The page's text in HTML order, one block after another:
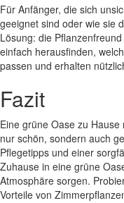
Für Anfänger, die sich
geeignet sind oder wie sie
Lösung: die
einfach herausfinden,
passen und erhalten
Fazit
Eine grüne Oase zu
nur schön, sondern auch
Pflegetipps und einer
Zuhause in eine grüne
Atmosphäre sorgen.
Vorteile von